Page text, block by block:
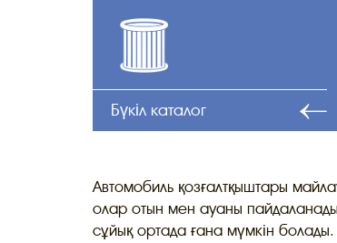
Бүкіл каталог
Автомобиль қозғалтқыштары
олар отын мен ауаны
сұйық ортада ғана мүмкін